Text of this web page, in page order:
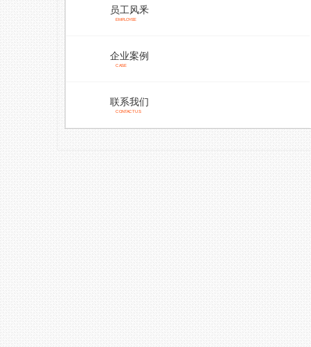
员工风釆
EMPLOYEE
企业案例
CASE
联系我们
CONTACT US